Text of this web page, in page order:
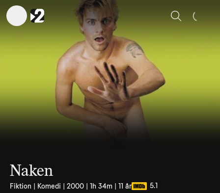
Sök
Naken
Fiktion | Komedi | 2000 | 1h 34m | 11 år 5.1